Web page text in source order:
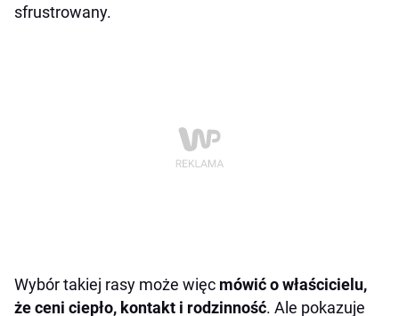
sfrustrowany.
Wybór takiej rasy może więc mówić o właścicielu,
że ceni ciepło, kontakt i rodzinność. Ale pokazuje